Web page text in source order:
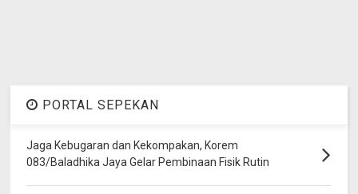
PORTAL SEPEKAN
Jaga Kebugaran dan Kekompakan, Korem
083/Baladhika Jaya Gelar Pembinaan Fisik Rutin